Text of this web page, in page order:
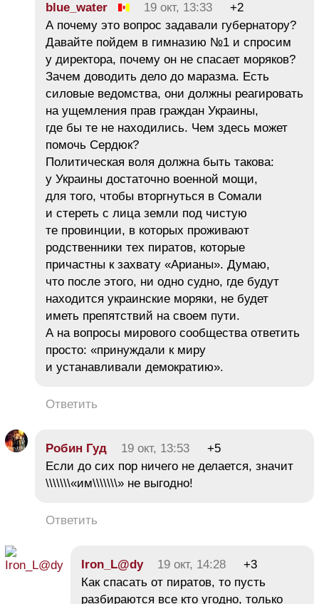
blue_water 19 окт, 13:33
+2
А почему это вопрос задавали губернатору?
Давайте пойдем в гимназию №1 и спросим
у директора, почему он не спасает моряков?
Зачем доводить дело до маразма. Есть
силовые ведомства, они должны реагировать
на ущемления прав граждан Украины,
где бы те не находились. Чем здесь может
помочь Сердюк?
Политическая воля должна быть такова:
у Украины достаточно военной мощи,
для того, чтобы вторгнуться в Сомали
и стереть с лица земли под чистую
те провинции, в которых проживают
родственники тех пиратов, которые
причастны к захвату «Арианы». Думаю,
что после этого, ни одно судно, где будут
находится украинские моряки, не будет
иметь препятствий на своем пути.
А на вопросы мирового сообщества ответить
просто: «принуждали к миру
и устанавливали демократию».
Ответить
Робин Гуд 19 окт, 13:53
+5
Если до сих пор ничего не делается, значит
\\\\\\\«им\\\\\\\» не выгодно!
Ответить
Iron_L@dy 19 окт, 14:28
+3
Как спасать от пиратов, то пусть
разбираются все кто угодно, только